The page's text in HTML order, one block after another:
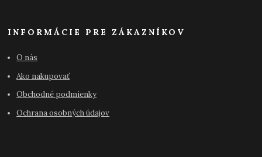
INFORMÁCIE PRE ZÁKAZNÍKOV
O nás
Ako nakupovať
Obchodné podmienky
Ochrana osobných údajov